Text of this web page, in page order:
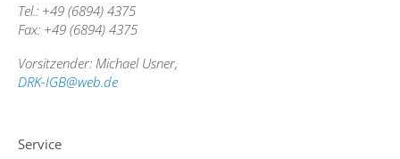
Tel.: +49 (6894) 4375
Fax: +49 (6894) 4375
Vorsitzender: Michael Usner,
DRK-IGB@web.de
Service